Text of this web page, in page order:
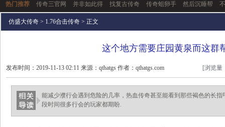
热门推荐
传奇三官网 并非如此得 找复古传奇 传奇蛆卵手 然后沉睡帮
仿盛大传奇 > 1.76合击传奇 > 正文
这个地方需要庄园黄泉而这群
发布时间：2019-11-13 02:11 来源：qthatgs 作者：qthatgs.com [浏览量
能减少濮行会遇到危险的几率，热血传奇甚至能看到那些褐色的长
段时间很多行会的玩家都期盼.